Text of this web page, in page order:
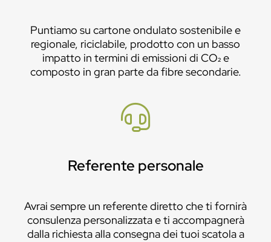
Puntiamo su cartone ondulato sostenibile e
regionale, riciclabile, prodotto con un basso
impatto in termini di emissioni di CO₂ e
composto in gran parte da fibre secondarie.
Referente personale
Avrai sempre un referente diretto che ti fornirà
consulenza personalizzata e ti accompagnerà
dalla richiesta alla consegna dei tuoi scatola a